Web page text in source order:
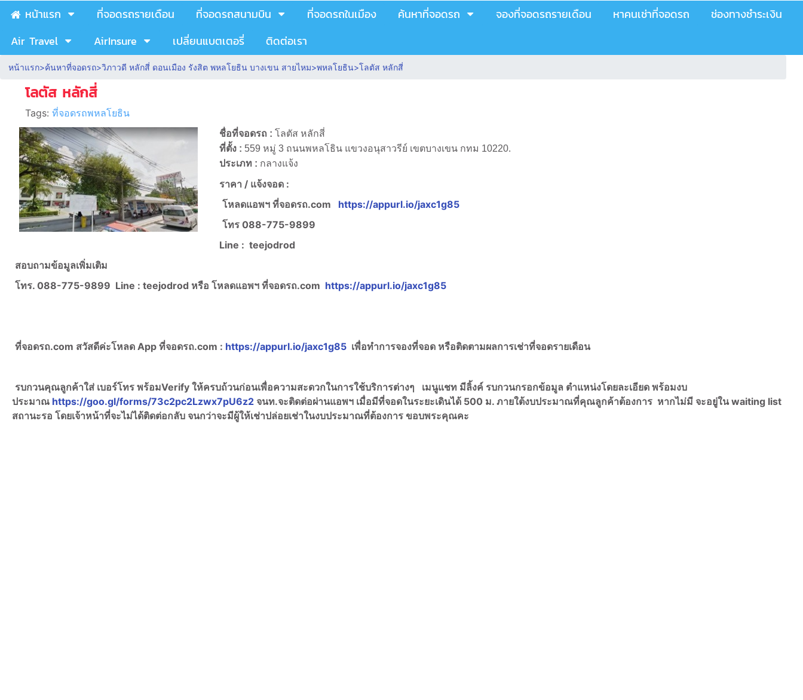
หน้าแรก ที่จอดรถรายเดือน ที่จอดรถสนามบิน ที่จอดรถในเมือง ค้นหาที่จอดรถ จองที่จอดรถรายเดือน หาคนเช่าที่จอดรถ
ช่องทางชำระเงิน
Air Travel
AirInsure เปลี่ยนแบตเตอรี่ ติดต่อเรา
หน้าแรก>ค้นหาที่จอดรถ>วิภาวดี หลักสี่ ดอนเมือง รังสิต พหลโยธิน บางเขน สายไหม>พหลโยธิน>โลตัส หลักสี่
โลตัส หลักสี่
Tags: ที่จอดรถพหลโยธิน
ชื่อที่จอดรถ :โลตัส หลักสี่
ที่ตั้ง : 559 หมู่ 3 ถนนพหลโธิน แขวงอนุสาวรีย์ เขตบางเขน กทม 10220.
ประเภท : กลางแจ้ง
ราคา / แจ้งจอด :
โหลดแอพฯ ที่จอดรถ.com
https://appurl.io/jaxc1g85
โทร 088-775-9899
Line :teejodrod
สอบถามข้อมูลเพิ่มเติม
โทร. 088-775-9899 Line : teejodrod หรือ โหลดแอพฯ ที่จอดรถ.com https://appurl.io/jaxc1g85
ที่จอดรถ.com สวัสดีค่ะโหลด App ที่จอดรถ.com : https://appurl.io/jaxc1g85 เพื่อทำการจองที่จอด หรือติดตามผลการเช่าที่จอดรายเดือน
รบกวนคุณลูกค้าใส่ เบอร์โทร พร้อมVerify ให้ครบถ้วนก่อนเพื่อความสะดวกในการใช้บริการต่างๆ เมนูแชท มีลิ้งค์ รบกวนกรอกข้อมูล ตำแหน่งโดยละเอียด พร้อมงบ
ประมาณ https://goo.gl/forms/73c2pc2Lzwx7pU6z2 จนท.จะติดต่อผ่านแอพฯ เมื่อมีที่จอดในระยะเดินได้ 500 ม. ภายใต้งบประมาณที่คุณลูกค้าต้องการ หากไม่มี จะอยู่ใน waiting list
สถานะรอ โดยเจ้าหน้าที่จะไม่ได้ติดต่อกลับ จนกว่าจะมีผู้ให้เช่าปล่อยเช่าในงบประมาณที่ต้องการ ขอบพระคุณคะ